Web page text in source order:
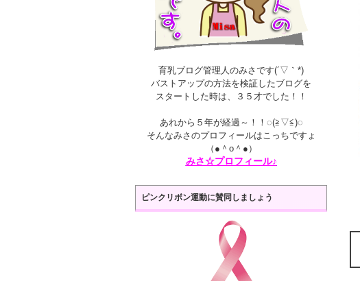
育乳ブログ管理人のみさです(´▽｀*)
バストアップの方法を検証したブログを
スタートした時は、３５才でした！！
あれから５年が経過～！！◌(≧▽≦)◌
そんなみさのプロフィールはこっちですょ
（●＾o＾●）
みさ☆プロフィール♪
ピンクリボン運動に賛同しましょう